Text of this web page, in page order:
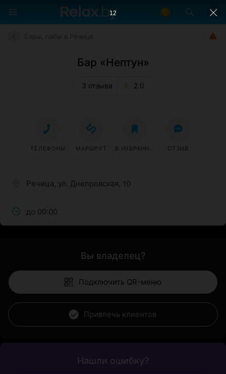
Бар «Нептун»
3 отзыва 2.0
Речица, ул. Днепровская, 10
до 00:00
ТЕЛЕФОНЫ МАРШРУТ В ИЗБРАННОЕ ОТЗЫВ
Вы владелец?
Подключить QR-меню
Привлечь клиентов
Нашли ошибку?
11